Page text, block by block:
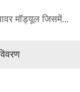
मॉड्यूल जिसमें...